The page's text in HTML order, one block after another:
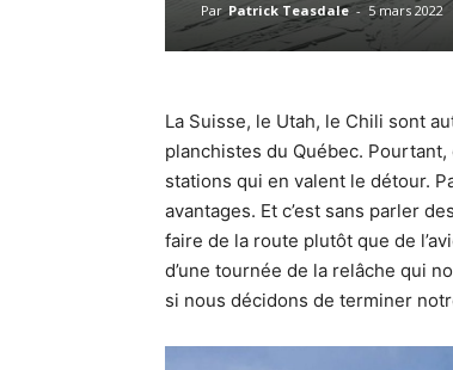
Par Patrick Teasdale - 5 mars 2022
La Suisse, le Utah, le Chili sont
planchistes du Québec.
stations qui en valent le détour.
avantages. Et c’est sans parler
faire de la route plutôt que de
d’une tournée de la relâche qui
si nous décidons de terminer